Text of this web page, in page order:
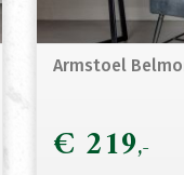
Armstoel
€ 219